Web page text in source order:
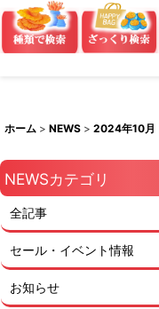
ホーム > NEWS > 2024年10月
NEWSカテゴリ
全記事
セール・イベント情報
お知らせ